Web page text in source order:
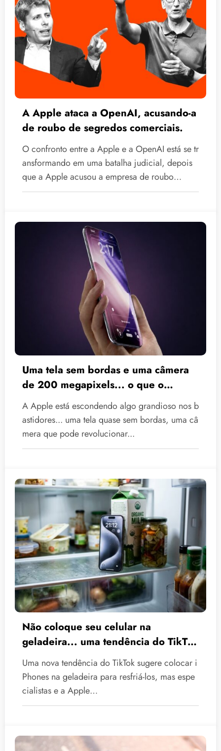
A Apple ataca a OpenAI, acusando-a
de roubo de segredos comerciais.
O confronto entre a Apple e a OpenAI está se tr
ansformando em uma batalha judicial, depois
que a Apple acusou a empresa de roubo…
Uma tela sem bordas e uma câmera
de 200 megapixels... o que o
iPhone de 2028 nos reserva?
A Apple está escondendo algo grandioso nos b
astidores... uma tela quase sem bordas, uma câ
mera que pode revolucionar...
Não coloque seu celular na
geladeira... uma tendência do TikTok
que pode danificar seu iPhone.
Uma nova tendência do TikTok sugere colocar i
Phones na geladeira para resfriá-los, mas espe
cialistas e a Apple…